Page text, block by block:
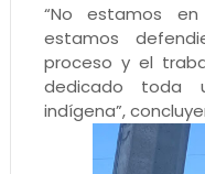
“No estamos
estamos
proceso y el
dedicado toda
indígena”,